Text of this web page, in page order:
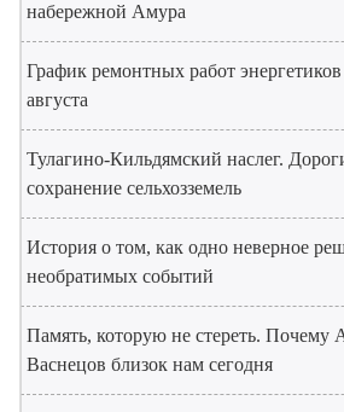
набережной Амура
График ремонтных работ энергетиков
августа
Тулагино-Кильдямский наслег.
сохранение сельхозземель
История о том, как одно неверное
необратимых событий
Память, которую не стереть. Почему
Васнецов близок нам сегодня